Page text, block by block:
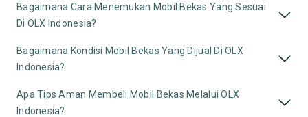
Bagaimana Cara Menemukan Mobil Bekas Yang Sesuai
Di OLX Indonesia?
Bagaimana Kondisi Mobil Bekas Yang Dijual Di OLX
Indonesia?
Apa Tips Aman Membeli Mobil Bekas Melalui OLX
Indonesia?